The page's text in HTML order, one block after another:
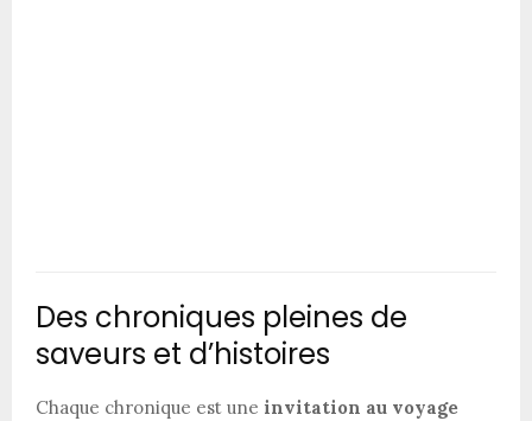
Des chroniques pleines de
saveurs et d’histoires
Chaque chronique est une invitation au voyage